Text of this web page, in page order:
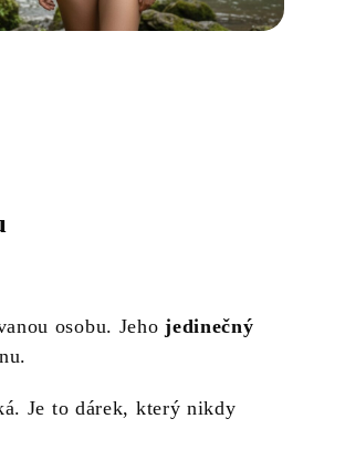
osobu. Jehojedinečný
Je to dárek, který nikdy